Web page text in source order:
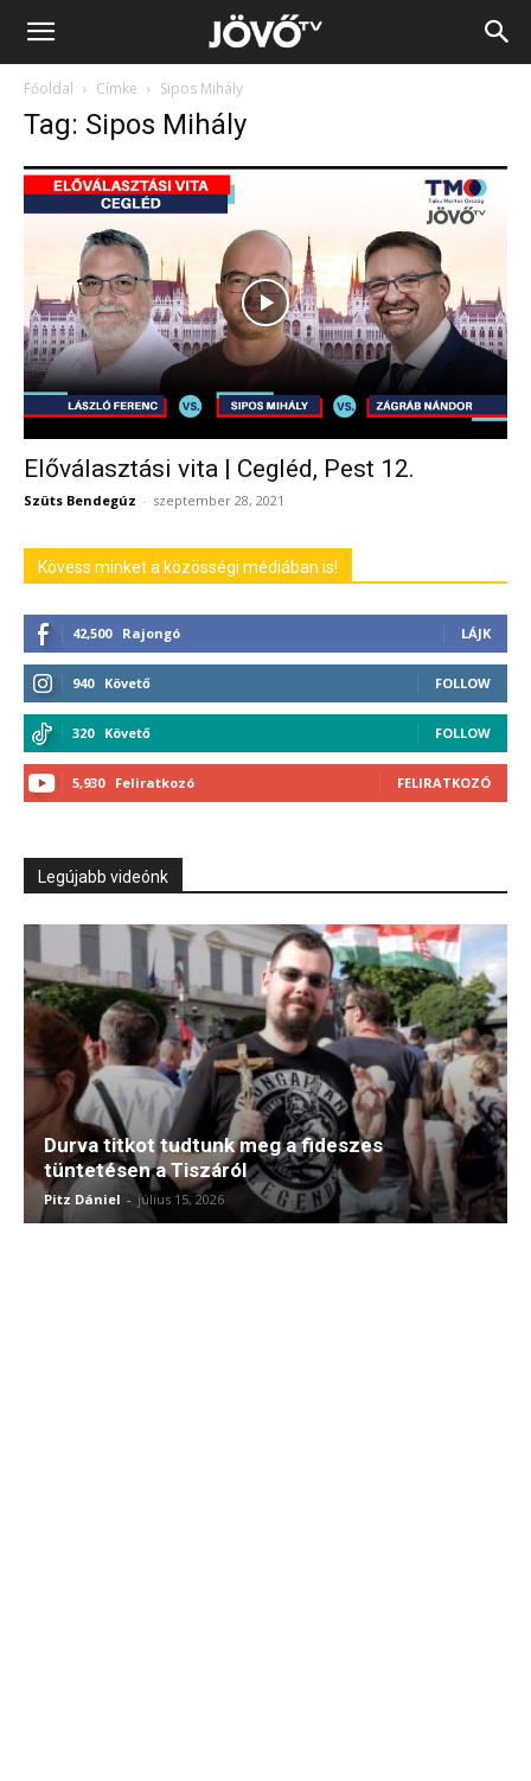
Jövő
Főoldal Címke Sipos Mihály
Tag: Sipos Mihály
Előválasztási vita | Cegléd, Pest 12.
Szüts Bendegúz - szeptember 28, 2021
Kövess minket a közösségi médiában is!
42,500 Rajongó LÁJK
940 Követő FOLLOW
320 Követő FOLLOW
5,930 Feliratkozó FELIRATKOZÓ
Legújabb videónk
Durva titkot tudtunk meg a fideszes
tüntetésen a Tiszáról
Pitz Dániel - július 15, 2026